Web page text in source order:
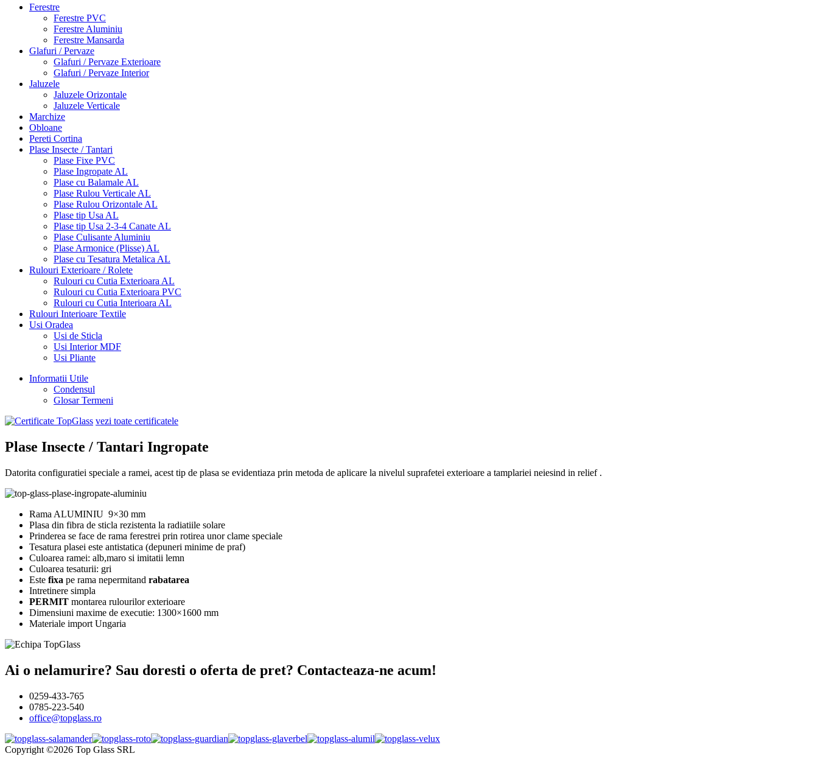
Ferestre
Ferestre PVC
Ferestre Aluminiu
Ferestre Mansarda
Glafuri / Pervaze
Glafuri / Pervaze Exterioare
Glafuri / Pervaze Interior
Jaluzele
Jaluzele Orizontale
Jaluzele Verticale
Marchize
Obloane
Pereti Cortina
Plase Insecte / Tantari
Plase Fixe PVC
Plase Ingropate AL
Plase cu Balamale AL
Plase Rulou Verticale AL
Plase Rulou Orizontale AL
Plase tip Usa AL
Plase tip Usa 2-3-4 Canate AL
Plase Culisante Aluminiu
Plase Armonice (Plisse) AL
Plase cu Tesatura Metalica AL
Rulouri Exterioare / Rolete
Rulouri cu Cutia Exterioara AL
Rulouri cu Cutia Exterioara PVC
Rulouri cu Cutia Interioara AL
Rulouri Interioare Textile
Usi Oradea
Usi de Sticla
Usi Interior MDF
Usi Pliante
Informatii Utile
Condensul
Glosar Termeni
vezi toate certificatele
Plase Insecte / Tantari Ingropate
Datorita configuratiei speciale a ramei, acest tip de plasa se evidentiaza prin metoda de aplicare la nivelul suprafetei exterioare a tamplariei neiesind in relief .
Rama ALUMINIU 9×30 mm
Plasa din fibra de sticla rezistenta la radiatiile solare
Prinderea se face de rama ferestrei prin rotirea unor clame speciale
Tesatura plasei este antistatica (depuneri minime de praf)
Culoarea ramei: alb,maro si imitatii lemn
Culoarea tesaturii: gri
Este fixa pe rama nepermitand rabatarea
Intretinere simpla
PERMIT montarea rulourilor exterioare
Dimensiuni maxime de executie: 1300×1600 mm
Materiale import Ungaria
Ai o nelamurire? Sau doresti o oferta de pret? Contacteaza-ne acum!
0259-433-765
0785-223-540
office@topglass.ro
Copyright ©2026 Top Glass SRL